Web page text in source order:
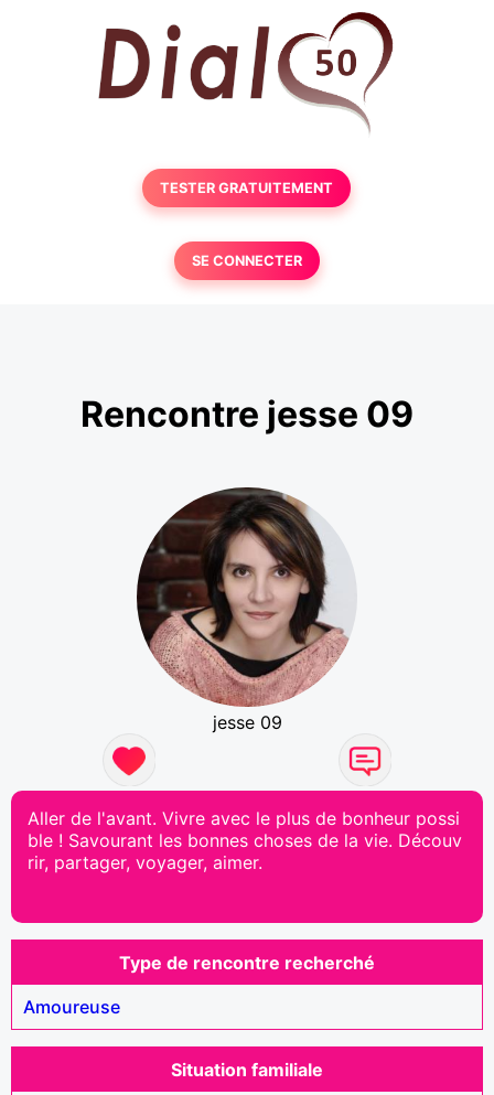
TESTER GRATUITEMENT
SE CONNECTER
Rencontre jesse 09
jesse 09
Aller de l'avant. Vivre avec le plus de bonheur possi
ble ! Savourant les bonnes choses de la vie. Découv
rir, partager, voyager, aimer.
Type de rencontre recherché
Amoureuse
Situation familiale